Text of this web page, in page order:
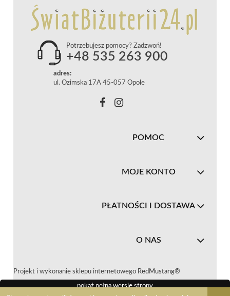
Potrzebujesz pomocy? Zadzwoń!
+48 535 263 900
adres:
ul. Ozimska 17A 45-057 Opole
POMOC
MOJE KONTO
PŁATNOŚCI I DOSTAWA
O NAS
Projekt i wykonanie sklepu internetowego RedMustang®
pokaż pełną wersję strony